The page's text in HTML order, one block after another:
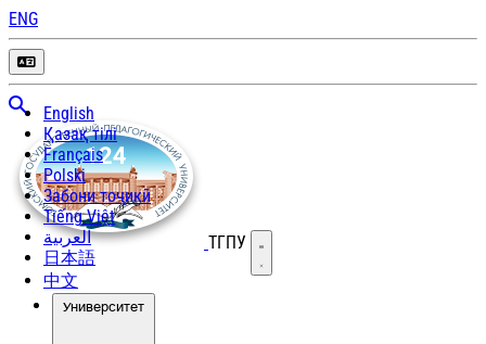
ENG
English
Қазақ тілі
Français
Polski
Забони тоҷикӣ
Tiếng Việt
العربية
日本語
中文
ТГПУ Открыть меню
Университет